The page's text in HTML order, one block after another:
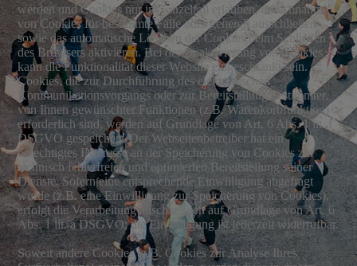
werden und Cookies nur im Einzelfall erlauben, die Annahme
von Cookies für bestimmte Fälle oder generell ausschließen
sowie das automatische Löschen der Cookies beim Schließen
des Browsers aktivieren. Bei der Deaktivierung von Cookies
kann die Funktionalität dieser Website eingeschränkt sein.
Cookies, die zur Durchführung des elektronischen
Kommunikationsvorgangs oder zur Bereitstellung bestimmter,
von Ihnen gewünschter Funktionen (z.B. Warenkorbfunktion)
erforderlich sind, werden auf Grundlage von Art. 6 Abs. 1 lit. f
DSGVO gespeichert. Der Webseitenbetreiber hat ein
berechtigtes INteresse an der Speicherung von Cookies zur
technisch fehlerfreien und optimierten Bereitstellung seiner
Dienste. Sofern eine entsprechende Einwilligung abgefragt
wurde (z.B. eine Einwilligung zur Speicherung von Cookies),
erfolgt die Verarbeitung auschließlich auf Grundlage von Art. 6
Abs. 1 lit. a DSGVO; die Einwilligung ist jederzeit widerrufbar.
Soweit andere Cookies (z.B. Cookies zur Analyse Ihres